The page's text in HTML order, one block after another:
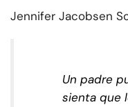
Jennifer Jacobsen
Un padre
sienta que